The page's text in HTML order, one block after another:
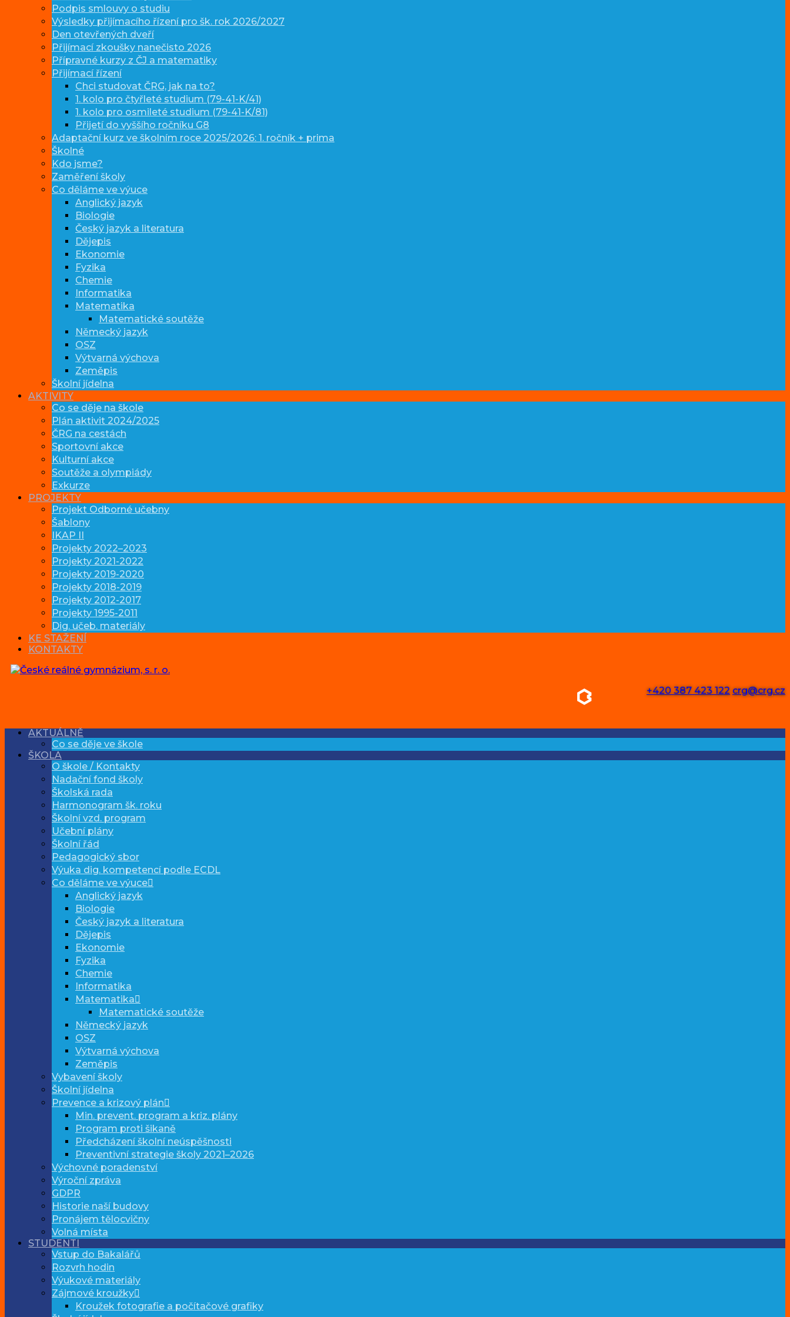
Podpis smlouvy o studiu
Výsledky přijímacího řízení pro šk. rok 2026/2027
Den otevřených dveří
Přijímací zkoušky nanečisto 2026
Přípravné kurzy z ČJ a matematiky
Přijímací řízení
Chci studovat ČRG, jak na to?
1. kolo pro čtyřleté studium (79-41-K/41)
1. kolo pro osmileté studium (79-41-K/81)
Přijetí do vyššího ročníku G8
Adaptační kurz ve školním roce 2025/2026: 1. ročník + prima
Školné
Kdo jsme?
Zaměření školy
Co děláme ve výuce
Anglický jazyk
Biologie
Český jazyk a literatura
Dějepis
Ekonomie
Fyzika
Chemie
Informatika
Matematika
Matematické soutěže
Německý jazyk
OSZ
Výtvarná výchova
Zeměpis
Školní jídelna
AKTIVITY
Co se děje na škole
Plán aktivit 2024/2025
ČRG na cestách
Sportovní akce
Kulturní akce
Soutěže a olympiády
Exkurze
PROJEKTY
Projekt Odborné učebny
Šablony
IKAP II
Projekty 2022–2023
Projekty 2021-2022
Projekty 2019-2020
Projekty 2018-2019
Projekty 2012-2017
Projekty 1995-2011
Dig. učeb. materiály
KE STAŽENÍ
KONTAKTY
+420 387 423 122 crg@crg.cz
AKTUÁLNĚ
Co se děje ve škole
ŠKOLA
O škole / Kontakty
Nadační fond školy
Školská rada
Harmonogram šk. roku
Školní vzd. program
Učební plány
Školní řád
Pedagogický sbor
Výuka dig. kompetencí podle ECDL
Co děláme ve výuce
Anglický jazyk
Biologie
Český jazyk a literatura
Dějepis
Ekonomie
Fyzika
Chemie
Informatika
Matematika
Matematické soutěže
Německý jazyk
OSZ
Výtvarná výchova
Zeměpis
Vybavení školy
Školní jídelna
Prevence a krizový plán
Min. prevent. program a kriz. plány
Program proti šikaně
Předcházení školní neúspěšnosti
Preventivní strategie školy 2021–2026
Výchovné poradenství
Výroční zpráva
GDPR
Historie naší budovy
Pronájem tělocvičny
Volná místa
STUDENTI
Vstup do Bakalářů
Rozvrh hodin
Výukové materiály
Zájmové kroužky
Kroužek fotografie a počítačové grafiky